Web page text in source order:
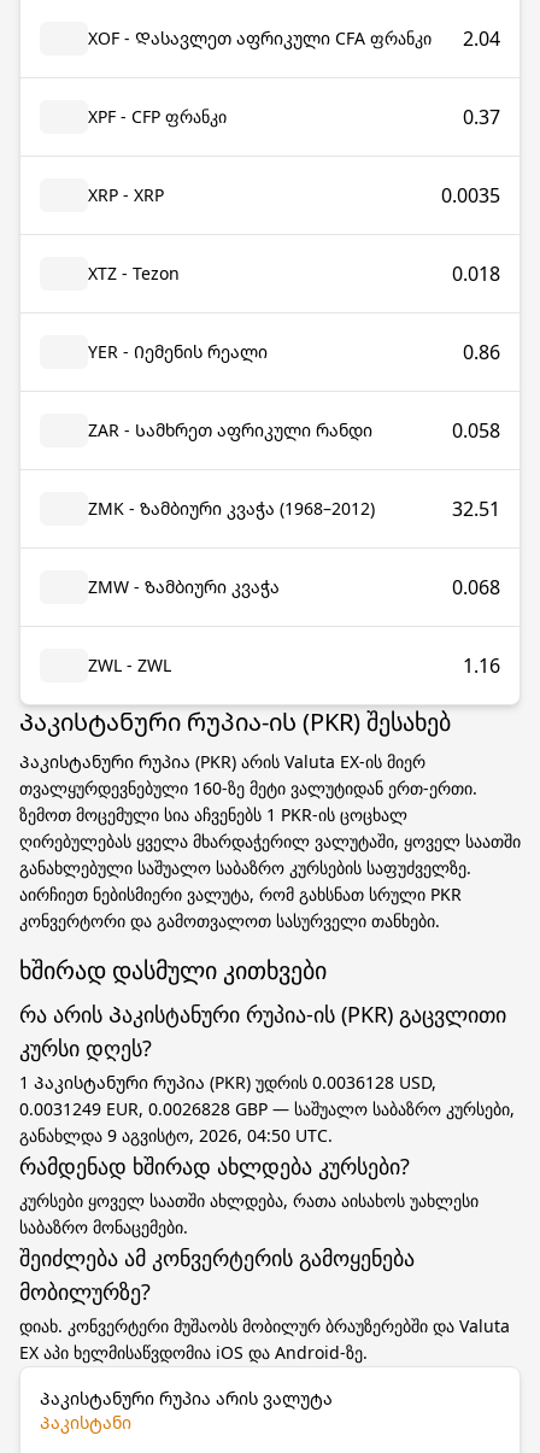
XOF - Დასავლეთ აფრიკული CFA ფრანკი 2.04
XPF - CFP ფრანკი 0.37
XRP - XRP 0.0035
XTZ - Tezon 0.018
YER - Იემენის რეალი 0.86
ZAR - Სამხრეთ აფრიკული რანდი 0.058
ZMK - Ზამბიური კვაჭა (1968–2012) 32.51
ZMW - Ზამბიური კვაჭა 0.068
ZWL - ZWL 1.16
Პაკისტანური რუპია-ის (PKR) შესახებ
Პაკისტანური რუპია (PKR) არის Valuta EX-ის მიერ
თვალყურდევნებული 160-ზე მეტი ვალუტიდან ერთ-ერთი.
ზემოთ მოცემული სია აჩვენებს 1 PKR-ის ცოცხალ
ღირებულებას ყველა მხარდაჭერილ ვალუტაში, ყოველ საათში
განახლებული საშუალო საბაზრო კურსების საფუძველზე.
აირჩიეთ ნებისმიერი ვალუტა, რომ გახსნათ სრული PKR
კონვერტორი და გამოთვალოთ სასურველი თანხები.
ხშირად დასმული კითხვები
რა არის Პაკისტანური რუპია-ის (PKR) გაცვლითი
კურსი დღეს?
1 Პაკისტანური რუპია (PKR) უდრის 0.0036128 USD,
0.0031249 EUR, 0.0026828 GBP — საშუალო საბაზრო კურსები,
განახლდა 9 აგვისტო, 2026, 04:50 UTC.
რამდენად ხშირად ახლდება კურსები?
კურსები ყოველ საათში ახლდება, რათა აისახოს უახლესი
საბაზრო მონაცემები.
შეიძლება ამ კონვერტერის გამოყენება
მობილურზე?
დიახ. კონვერტერი მუშაობს მობილურ ბრაუზერებში და Valuta
EX აპი ხელმისაწვდომია iOS და Android-ზე.
Პაკისტანური რუპია არის ვალუტა
Პაკისტანი